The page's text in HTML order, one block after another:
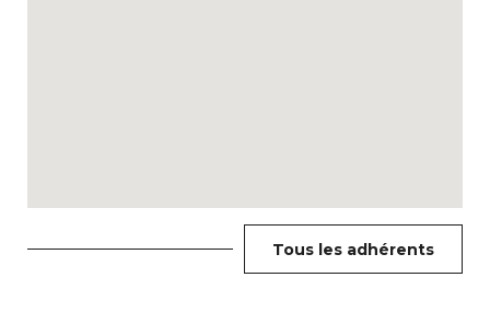
Tous les adhérents